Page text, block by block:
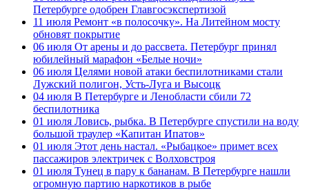
Петербурге одобрен Главгосэкспертизой
11 июля Ремонт «в полосочку». На Литейном мосту
обновят покрытие
06 июля От арены и до рассвета. Петербург принял
юбилейный марафон «Белые ночи»
06 июля Целями новой атаки беспилотниками стали
Лужский полигон, Усть-Луга и Высоцк
04 июля В Петербурге и Ленобласти сбили 72
беспилотника
01 июля Ловись, рыбка. В Петербурге спустили на воду
большой траулер «Капитан Ипатов»
01 июля Этот день настал. «Рыбацкое» примет всех
пассажиров электричек с Волховстроя
01 июля Тунец в пару к бананам. В Петербурге нашли
огромную партию наркотиков в рыбе